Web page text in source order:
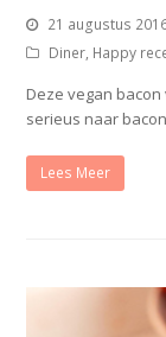
21 augustus
Diner, Happy
Deze vegan
serieus naar
Lees Meer